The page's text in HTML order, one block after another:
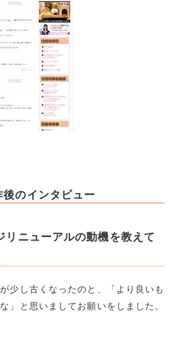
のインタビュー
リニューアルの動機を教えて
少し古くなったのと、「より良いも
」と思いましてお願いをしました。